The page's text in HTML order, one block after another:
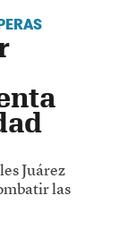
Juárez
las